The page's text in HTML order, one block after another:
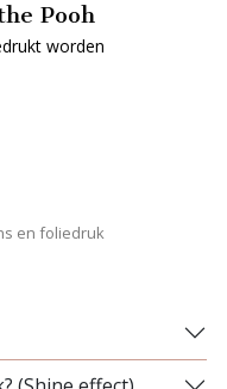
Pooh
worden
en foliedruk